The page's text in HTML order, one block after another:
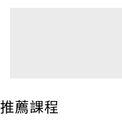
推薦課程